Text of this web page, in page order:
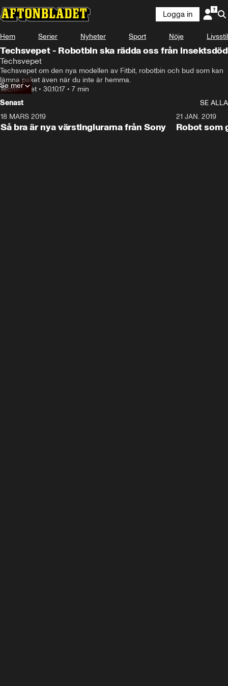
Logga in
Hem Serier Nyheter Sport Nöje Livsstil
Techsvepet - Robotbin ska rädda oss från insektsdöd
Techsvepet
Techsvepet om den nya modellen av Fitbit, robotbin och bud som kan
lämna paket även när du inte är hemma.
Techsvepet • 30.10.17 • 7 min
Se mer
Senast
SE ALLA
18 MARS 2019
Så bra är nya värstinglurarna från Sony
21 JAN. 2019
Robot som